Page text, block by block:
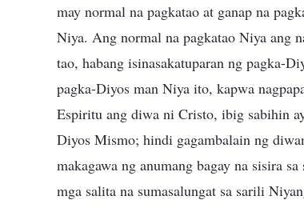
may normal na pagkatao at ganap na
Niya. Ang normal na pagkatao Niya ang
tao, habang isinasakatuparan ng pagka-
pagka-Diyos man Niya ito, kapwa
Espiritu ang diwa ni Cristo, ibig sabihin
Diyos Mismo; hindi gagambalain ng
makagawa ng anumang bagay na sisira
mga salita na sumasalungat sa sarili